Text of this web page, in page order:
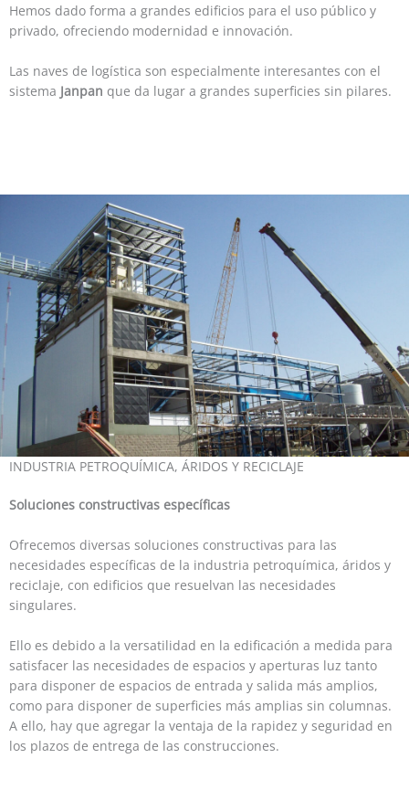
Hemos dado forma a grandes edificios para el uso público y
privado, ofreciendo modernidad e innovación.
Las naves de logística son especialmente interesantes con el
sistema Janpan que da lugar a grandes superficies sin pilares.
INDUSTRIA PETROQUÍMICA, ÁRIDOS Y RECICLAJE
Soluciones constructivas específicas
Ofrecemos diversas soluciones constructivas para las
necesidades específicas de la industria petroquímica, áridos y
reciclaje, con edificios que resuelvan las necesidades
singulares.
Ello es debido a la versatilidad en la edificación a medida para
satisfacer las necesidades de espacios y aperturas luz tanto
para disponer de espacios de entrada y salida más amplios,
como para disponer de superficies más amplias sin columnas.
A ello, hay que agregar la ventaja de la rapidez y seguridad en
los plazos de entrega de las construcciones.